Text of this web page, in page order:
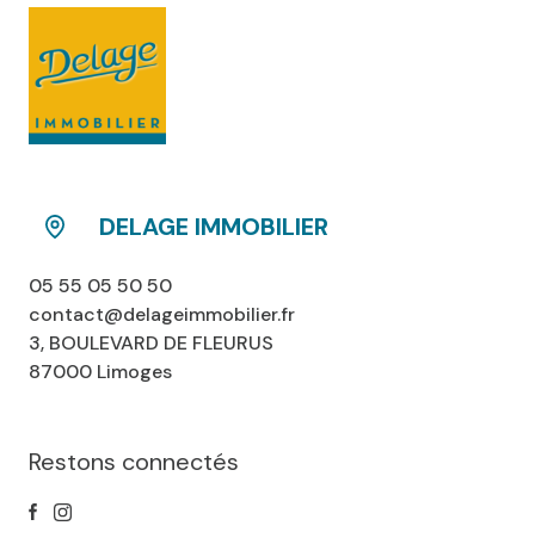
DELAGE IMMOBILIER
05 55 05 50 50
contact@delageimmobilier.fr
3, BOULEVARD DE FLEURUS
87000 Limoges
Restons connectés